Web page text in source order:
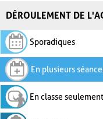
DÉROULEMENT DE
Sporadiques
En plusieurs
En classe seulement